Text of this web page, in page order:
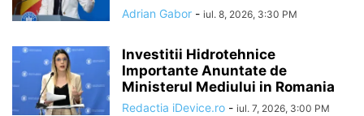
Adrian Gabor - iul. 8, 2026, 3:30 PM
Investitii Hidrotehnice
Importante Anuntate de
Ministerul Mediului in Romania
Redactia iDevice.ro - iul. 7, 2026, 3:00 PM